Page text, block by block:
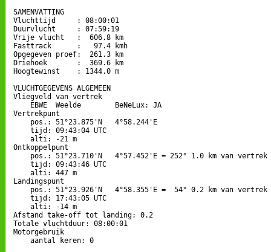
SAMENVATTING
Vluchttijd     : 08:00:01
Duurvlucht     : 07:59:19
Vrije vlucht   :  606.8 km
Fasttrack      :   97.4 kmh
Opgegeven proef:  261.3 km
Driehoek       :  369.6 km
Hoogtewinst    : 1344.0 m
VLUCHTGEGEVENS ALGEMEEN
Vliegveld van vertrek
    EBWE  Weelde        BeNeLux: JA
Vertrekpunt
    pos.: 51°23.875'N   4°58.244'E
    tijd: 09:43:04 UTC
    alti: -21 m
Ontkoppelpunt
    pos.: 51°23.710'N   4°57.452'E = 252° 1.0 km van vertrek
    tijd: 09:43:46 UTC
    alti: 447 m
Landingspunt
    pos.: 51°23.926'N   4°58.355'E =  54° 0.2 km van vertrek
    tijd: 17:43:05 UTC
    alti: -14 m
Afstand take-off tot landing: 0.2
Totale vluchtduur: 08:00:01
Motorgebruik
    aantal keren: 0